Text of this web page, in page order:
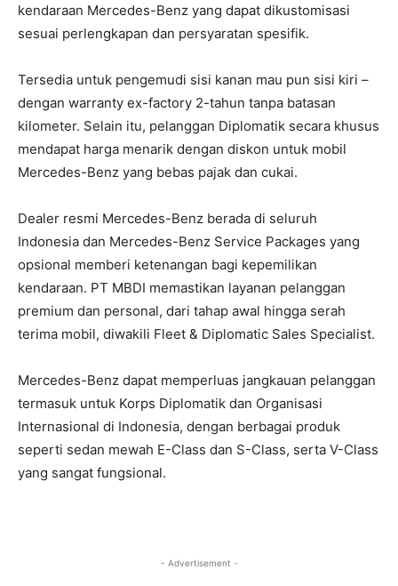
kendaraan Mercedes-Benz yang dapat dikustomisasi
sesuai perlengkapan dan persyaratan spesifik.
Tersedia untuk pengemudi sisi kanan mau pun sisi kiri –
dengan warranty ex-factory 2-tahun tanpa batasan
kilometer. Selain itu, pelanggan Diplomatik secara khusus
mendapat harga menarik dengan diskon untuk mobil
Mercedes-Benz yang bebas pajak dan cukai.
Dealer resmi Mercedes-Benz berada di seluruh
Indonesia dan Mercedes-Benz Service Packages yang
opsional memberi ketenangan bagi kepemilikan
kendaraan. PT MBDI memastikan layanan pelanggan
premium dan personal, dari tahap awal hingga serah
terima mobil, diwakili Fleet & Diplomatic Sales Specialist.
Mercedes-Benz dapat memperluas jangkauan pelanggan
termasuk untuk Korps Diplomatik dan Organisasi
Internasional di Indonesia, dengan berbagai produk
seperti sedan mewah E-Class dan S-Class, serta V-Class
yang sangat fungsional.
- Advertisement -